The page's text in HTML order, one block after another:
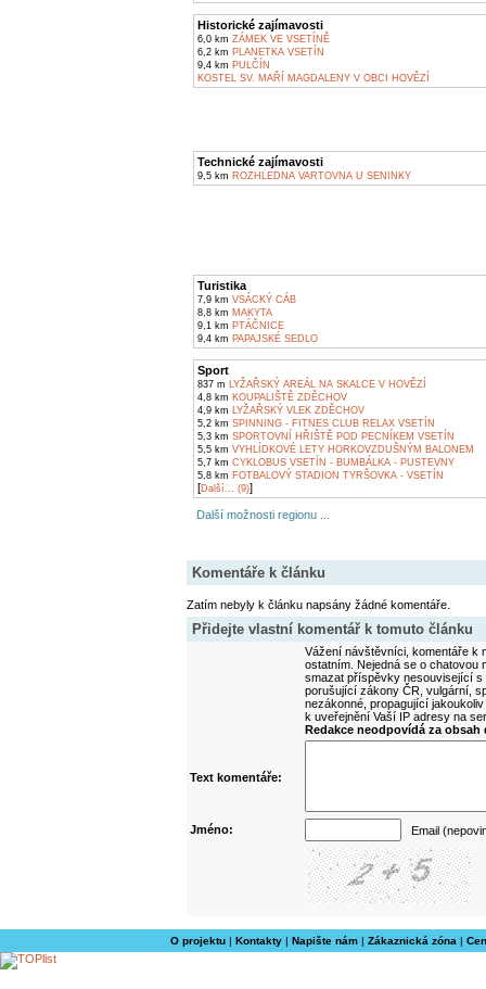
Historické zajímavosti
6,0 km ZÁMEK VE VSETÍNĚ
6,2 km PLANETKA VSETÍN
9,4 km PULČÍN
KOSTEL SV. MAŘÍ MAGDALENY V OBCI HOVĚZÍ
Technické zajímavosti
9,5 km ROZHLEDNA VARTOVNA U SENINKY
Turistika
7,9 km VSÁCKÝ CÁB
8,8 km MAKYTA
9,1 km PTÁČNICE
9,4 km PAPAJSKÉ SEDLO
Sport
837 m LYŽAŘSKÝ AREÁL NA SKALCE V HOVĚZÍ
4,8 km KOUPALIŠTĚ ZDĚCHOV
4,9 km LYŽAŘSKÝ VLEK ZDĚCHOV
5,2 km SPINNING - FITNES CLUB RELAX VSETÍN
5,3 km SPORTOVNÍ HŘIŠTĚ POD PECNÍKEM VSETÍN
5,5 km VYHLÍDKOVÉ LETY HORKOVZDUŠNÝM BALONEM
5,7 km CYKLOBUS VSETÍN - BUMBÁLKA - PUSTEVNY
5,8 km FOTBALOVÝ STADION TYRŠOVKA - VSETÍN
[Další... (9)]
Další možnosti regionu ...
Komentáře k článku
Zatím nebyly k článku napsány žádné komentáře.
Přidejte vlastní komentář k tomuto článku
Vážení návštěvníci, komentáře k
ostatním. Nejedná se o
smazat příspěvky nesouvisející
porušující zákony ČR, vulgární,
nezákonné, propagující
k uveřejnění Vaší IP adresy na
Redakce neodpovídá za
Text komentáře:
Jméno: Email
O projektu| Kontakty| Napište nám| Zákaznická zóna |